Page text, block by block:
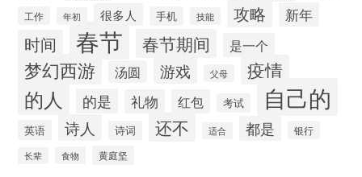
工作 年初 很多人 手机 技能 攻略 新年
时间 春节 春节期间 是一个
梦幻西游 汤圆 游戏 父母 疫情
的人 的是 礼物 红包 考试 自己的
英语 诗人 诗词 还不 适合 都是 银行
长辈 食物 黄庭坚